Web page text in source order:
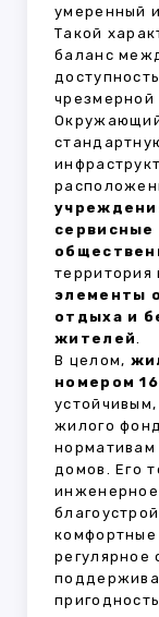
умеренный
Такой
баланс
чрезмерной
сервисные
территория
элементы
отдыха и
жителей.
В целом,
номером
жилого
нормативам
домов. Его
комфортные
регулярное